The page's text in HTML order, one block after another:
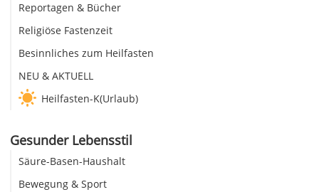
Reportagen & Bücher
Religiöse Fastenzeit
Besinnliches zum Heilfasten
NEU & AKTUELL
Heilfasten-K(Urlaub)
Gesunder Lebensstil
Säure-Basen-Haushalt
Bewegung & Sport